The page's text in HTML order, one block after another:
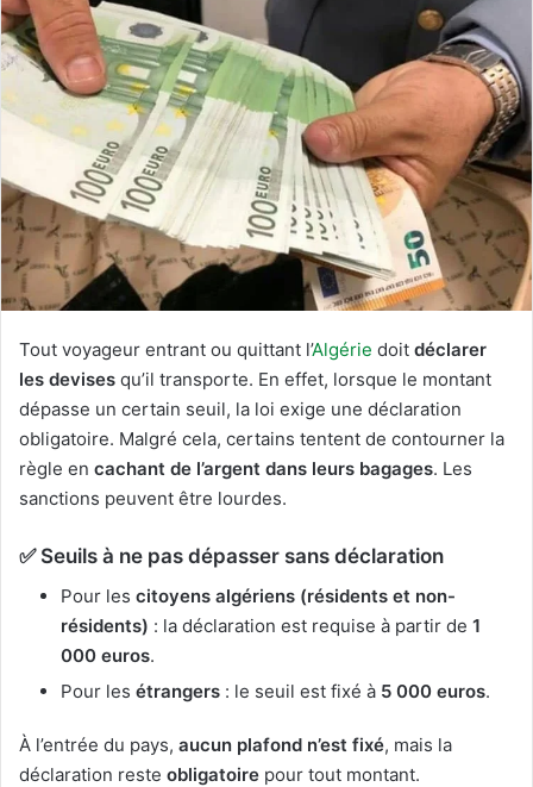
Tout voyageur entrant ou quittant l’Algérie doit déclarer
les devises qu’il transporte. En effet, lorsque le montant
dépasse un certain seuil, la loi exige une déclaration
obligatoire. Malgré cela, certains tentent de contourner la
règle en cachant de l’argent dans leurs bagages. Les
sanctions peuvent être lourdes.
✅ Seuils à ne pas dépasser sans déclaration
Pour les citoyens algériens (résidents et non-
résidents) : la déclaration est requise à partir de 1
000 euros.
Pour les étrangers : le seuil est fixé à 5 000 euros.
À l’entrée du pays, aucun plafond n’est fixé, mais la
déclaration reste obligatoire pour tout montant.